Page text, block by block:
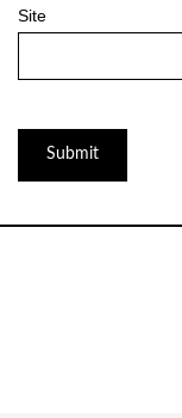
Site